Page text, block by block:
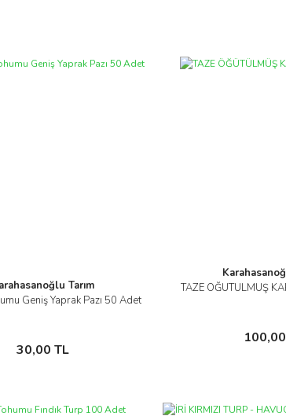
Tarım
Geniş Yaprak Pazı 50 Adet
30,00 TL
İncele
Sepete Ekle
TAZE ÖĞÜTÜLMÜŞ